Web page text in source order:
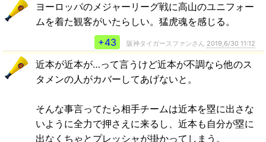
ヨーロッパのメジャーリーグ戦に高山のユニフォー
ムを着た観客がいたらしい。猛虎魂を感じる。
+43
阪神タイガースファンさん 2019,6/30 11:12
近本が近本が…って言うけど近本が不調なら他のス
タメンの人がカバーしてあげないと。
そんな事言ってたら相手チームは近本を塁に出さな
いように全力で押さえに来るし、近本も自分が塁に
出なくちゃとプレッシャが掛かってしまう。